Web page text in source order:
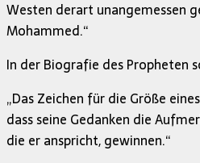
Westen derart unangemessen
Mohammed.“
In der Biografie des Propheten
„Das Zeichen für die Größe
dass seine Gedanken die
die er anspricht, gewinnen.“